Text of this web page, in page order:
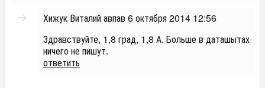
Хижук Виталий авпав 6 октября 2014 12:56
Здравствуйте, 1,8 град, 1,8 А. Больше в даташытах
ничего не пишут.
ответить